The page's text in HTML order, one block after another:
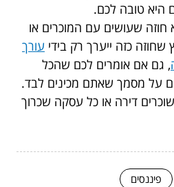
היא טובה לכם.
שעושים עם המוכרים או
שחוזה כזה ייערך רק בידי עורך
, גם אם אומרים לכם שהכל
על מסמך שאתם מכינים לבד.
דירה או כל עסקה שכרוך
פיננסים